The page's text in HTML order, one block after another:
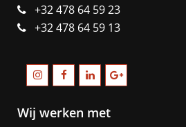
+32 478 64 59 23
+32 478 64 59 13
Wij werken met